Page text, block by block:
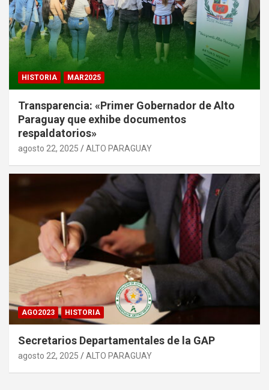
HISTORIA MAR2025
Transparencia: «Primer Gobernador de Alto
Paraguay que exhibe documentos
respaldatorios»
agosto 22, 2025 ALTO PARAGUAY
AGO2023 HISTORIA
Secretarios Departamentales de la GAP
agosto 22, 2025 ALTO PARAGUAY